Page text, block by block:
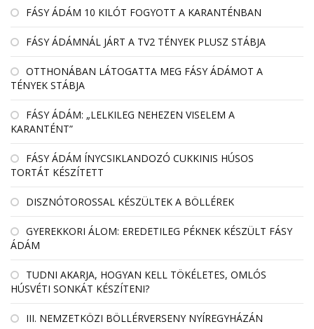
FÁSY ÁDÁM 10 KILÓT FOGYOTT A KARANTÉNBAN
FÁSY ÁDÁMNÁL JÁRT A TV2 TÉNYEK PLUSZ STÁBJA
OTTHONÁBAN LÁTOGATTA MEG FÁSY ÁDÁMOT A
TÉNYEK STÁBJA
FÁSY ÁDÁM: „LELKILEG NEHEZEN VISELEM A
KARANTÉNT”
FÁSY ÁDÁM ÍNYCSIKLANDOZÓ CUKKINIS HÚSOS
TORTÁT KÉSZÍTETT
DISZNÓTOROSSAL KÉSZÜLTEK A BÖLLÉREK
GYEREKKORI ÁLOM: EREDETILEG PÉKNEK KÉSZÜLT FÁSY
ÁDÁM
TUDNI AKARJA, HOGYAN KELL TÖKÉLETES, OMLÓS
HÚSVÉTI SONKÁT KÉSZÍTENI?
III. NEMZETKÖZI BÖLLÉRVERSENY NYÍREGYHÁZÁN